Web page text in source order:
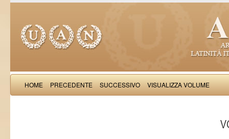
HOME PRECEDENTE SUCCESSIVO VISUALIZZA VOLUME